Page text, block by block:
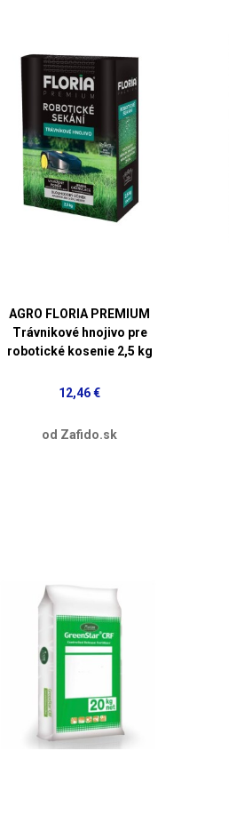
AGRO FLORIA PREMIUM
Trávnikové hnojivo pre
robotické kosenie 2,5 kg
12,46 €
od Zafido.sk